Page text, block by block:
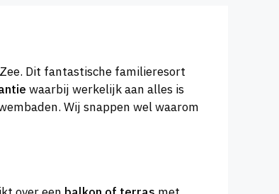
Dit fantastische familieresort
waarbij werkelijk aan alles is
Wij snappen wel waarom